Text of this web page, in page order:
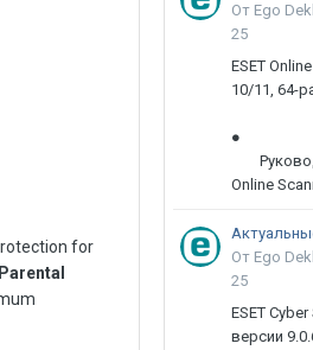
for
От Ego
25
ESET
10/11, 64-
●
Online
От Ego
25
ESET
версии